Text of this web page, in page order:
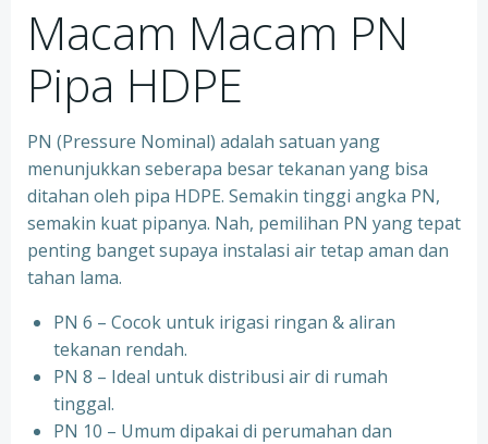
Macam Macam PN
Pipa HDPE
PN (Pressure Nominal) adalah satuan yang
menunjukkan seberapa besar tekanan yang bisa
ditahan oleh pipa HDPE. Semakin tinggi angka PN,
semakin kuat pipanya. Nah, pemilihan PN yang tepat
penting banget supaya instalasi air tetap aman dan
tahan lama.
PN 6 – Cocok untuk irigasi ringan & aliran
tekanan rendah.
PN 8 – Ideal untuk distribusi air di rumah
tinggal.
PN 10 – Umum dipakai di perumahan dan